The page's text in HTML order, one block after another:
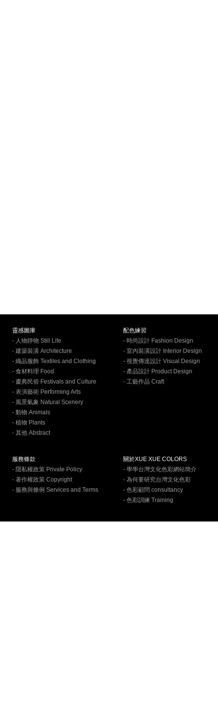
靈感圖庫
- 人物靜物 Still Life
- 建築裝潢 Architecture
- 織品服飾 Textiles and Clothing
- 食材料理 Food
- 慶典民俗 Festivals and Culture
- 表演藝術 Performing Arts
- 風景氣象 Natural Scenery
- 動物 Animals
- 植物 Plants
- 其他 Abstract
配色練習
- 時尚設計 Fashion Design
- 室內裝潢設計 Interior Design
- 視覺傳達設計 Visual Design
- 產品設計 Product Design
- 工藝作品 Craft
服務條款
- 隱私權政策 Private Policy
- 著作權政策 Copyright
- 服務與條例 Services and Terms
關於XUE XUE COLORS
- 學學台灣文化色彩網站簡介
- 為何要研究台灣文化色彩
- 色彩顧問 consultancy
- 色彩訓練 Training